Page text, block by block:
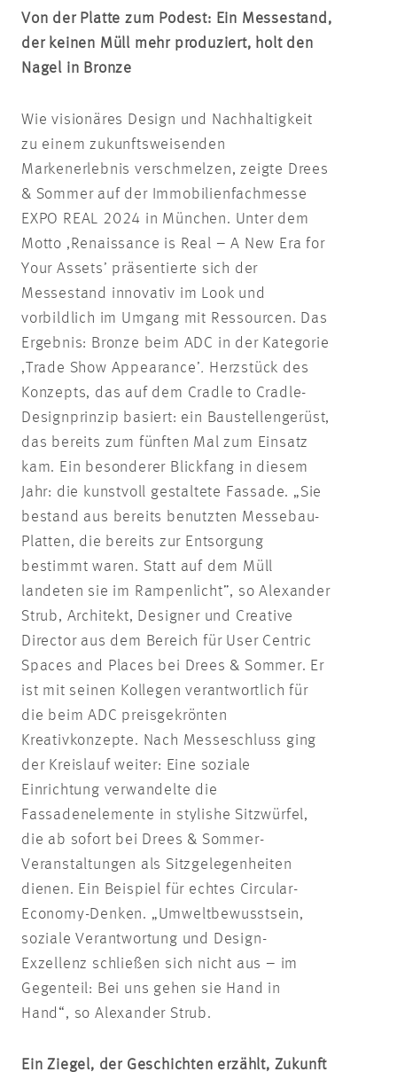
Von der Platte zum Podest: Ein Messestand,
der keinen Müll mehr produziert, holt den
Nagel in Bronze
Wie visionäres Design und Nachhaltigkeit
zu einem zukunftsweisenden
Markenerlebnis verschmelzen, zeigte Drees
& Sommer auf der Immobilienfachmesse
EXPO REAL 2024 in München. Unter dem
Motto ,Renaissance is Real – A New Era for
Your Assets’ präsentierte sich der
Messestand innovativ im Look und
vorbildlich im Umgang mit Ressourcen. Das
Ergebnis: Bronze beim ADC in der Kategorie
,Trade Show Appearance’. Herzstück des
Konzepts, das auf dem Cradle to Cradle-
Designprinzip basiert: ein Baustellengerüst,
das bereits zum fünften Mal zum Einsatz
kam. Ein besonderer Blickfang in diesem
Jahr: die kunstvoll gestaltete Fassade. „Sie
bestand aus bereits benutzten Messebau-
Platten, die bereits zur Entsorgung
bestimmt waren. Statt auf dem Müll
landeten sie im Rampenlicht”, so Alexander
Strub, Architekt, Designer und Creative
Director aus dem Bereich für User Centric
Spaces and Places bei Drees & Sommer. Er
ist mit seinen Kollegen verantwortlich für
die beim ADC preisgekrönten
Kreativkonzepte. Nach Messeschluss ging
der Kreislauf weiter: Eine soziale
Einrichtung verwandelte die
Fassadenelemente in stylishe Sitzwürfel,
die ab sofort bei Drees & Sommer-
Veranstaltungen als Sitzgelegenheiten
dienen. Ein Beispiel für echtes Circular-
Economy-Denken. „Umweltbewusstsein,
soziale Verantwortung und Design-
Exzellenz schließen sich nicht aus – im
Gegenteil: Bei uns gehen sie Hand in
Hand“, so Alexander Strub.
Ein Ziegel, der Geschichten erzählt, Zukunft